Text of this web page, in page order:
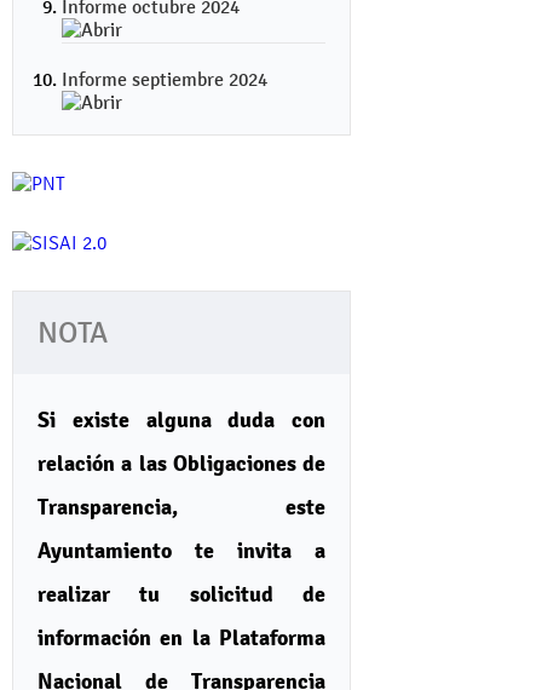
Informe octubre 2024
Informe septiembre 2024
NOTA
Si existe alguna duda con
relación a las Obligaciones de
Transparencia, este
Ayuntamiento te invita a
realizar tu solicitud de
información en la Plataforma
Nacional de Transparencia